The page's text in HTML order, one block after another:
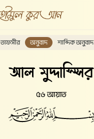
তাফসীর অনুবাদ শাব্দিক অনুবাদ
আল মুদ্দাস্সির
৫৬ আয়াত